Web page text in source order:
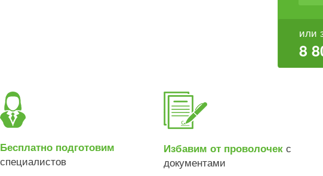
или
8
Бесплатно подготовим
специалистов
Избавим от проволочекс
документами